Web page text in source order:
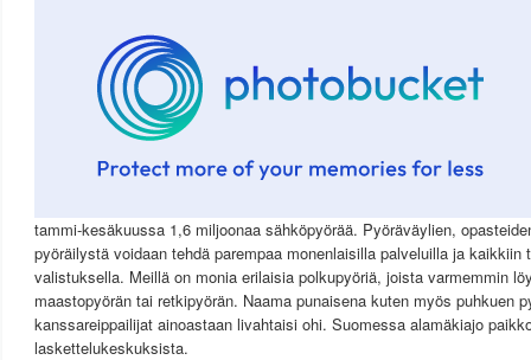
tammi-kesäkuussa 1,6 miljoonaa sähköpyörää. Pyöräväylien,
pyöräilystä voidaan tehdä parempaa monenlaisilla palveluilla ja kaikkiin
valistuksella. Meillä on monia erilaisia polkupyöriä, joista varmemmin
maastopyörän tai retkipyörän. Naama punaisena kuten myös puhkuen
kanssareippailijat ainoastaan livahtaisi ohi. Suomessa alamäkiajo
laskettelukeskuksista.